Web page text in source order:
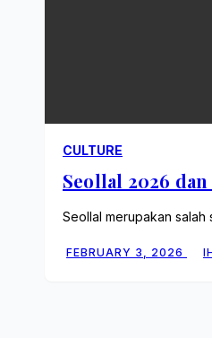
CULTURE
Seollal 2026
Seollal merupakan
FEBRUARY 3, 2026